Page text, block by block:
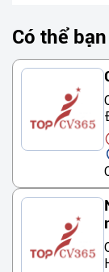
Có thể